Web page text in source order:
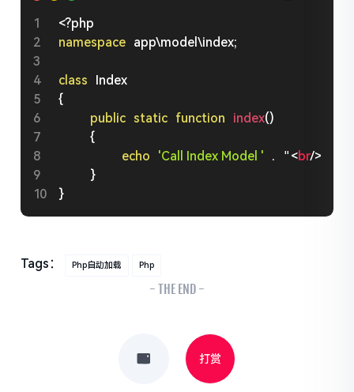
<?php
namespace app\model\index;
class
Index
{
public static function index()
{
echo
'Call Index Model ' . " <br/>
}
}
Tags： Php自动加载 Php
- THE END -
打赏